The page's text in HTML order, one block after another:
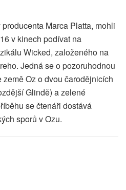
Marca Platta, mohli
v kinech podívat na
Wicked, založeného na
Jedná se o pozoruhodnou
Oz o dvou čarodějnicích
Glindě) a zelené
se čtenáři dostává
sporů v Ozu.